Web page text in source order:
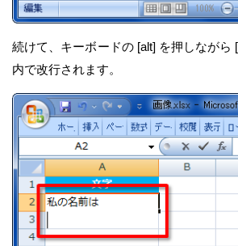
続けて、キーボードの [alt] を押しながら
内で改行されます。